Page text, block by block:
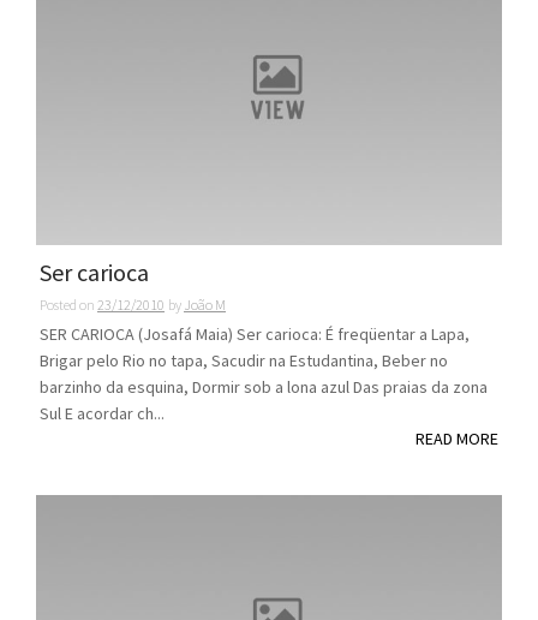
Ser carioca
Posted on 23/12/2010 by João M
SER CARIOCA (Josafá Maia) Ser carioca: É freqüentar a Lapa,
Brigar pelo Rio no tapa, Sacudir na Estudantina, Beber no
barzinho da esquina, Dormir sob a lona azul Das praias da zona
Sul E acordar ch...
READ MORE